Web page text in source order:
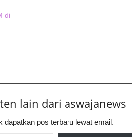
di
lain dari aswajanews
dapatkan pos terbaru lewat email.